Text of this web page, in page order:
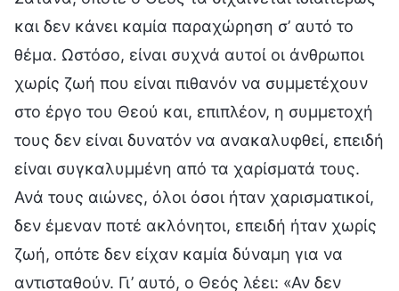
και δεν κάνει καμία παραχώρηση σ’ αυτό το
θέμα. Ωστόσο, είναι συχνά αυτοί οι άνθρωποι
χωρίς ζωή που είναι πιθανόν να συμμετέχουν
στο έργο του Θεού και, επιπλέον, η συμμετοχή
τους δεν είναι δυνατόν να ανακαλυφθεί, επειδή
είναι συγκαλυμμένη από τα χαρίσματά τους.
Ανά τους αιώνες, όλοι όσοι ήταν χαρισματικοί,
δεν έμεναν ποτέ ακλόνητοι, επειδή ήταν χωρίς
ζωή, οπότε δεν είχαν καμία δύναμη για να
αντισταθούν. Γι’ αυτό, ο Θεός λέει: «Αν δεν